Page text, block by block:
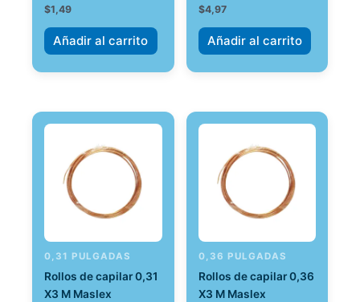
$1,49
Añadir al carrito
$4,97
Añadir al carrito
0,31 PULGADAS
Rollos de capilar 0,31
X3 M Maslex
0,36 PULGADAS
Rollos de capilar 0,36
X3 M Maslex